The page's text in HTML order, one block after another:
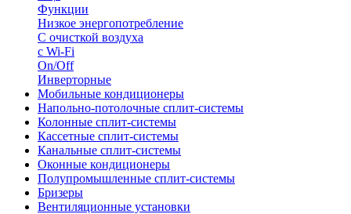
Функции
Низкое энергопотребление
С очисткой воздуха
с Wi-Fi
On/Off
Инверторные
Мобильные кондиционеры
Напольно-потолоч​ные ​сплит-системы
Колонные ​​сплит-системы
Кассетные сплит-системы
Канальные сплит-системы
Оконные кондиционеры
Полупромышленные сплит-системы
Бризеры
Вентиляционные установки